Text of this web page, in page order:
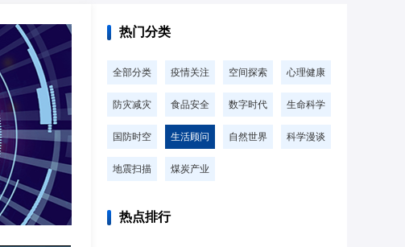
热门分类
全部分类 疫情关注 空间探索 心理健康
防灾减灾 食品安全 数字时代 生命科学
国防时空 生活顾问 自然世界 科学漫谈
地震扫描 煤炭产业
热点排行